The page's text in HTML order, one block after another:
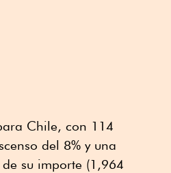
Chile, con 114
del 8% y una
su importe (1,964